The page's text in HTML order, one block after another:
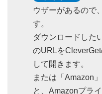
ウザーがあるので
す。
ダウンロードした
のURLを
して開きます。
または「Amazon
と、Amazonプラ